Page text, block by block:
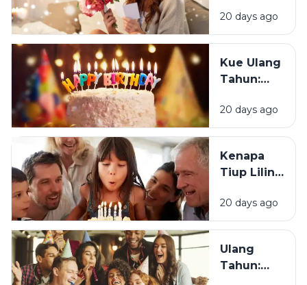
Tahun?
Mendapat
Ucapan
Tahun?
20 days ago
Kue Ulang
Tahun:
Tradisi Ini
Berawal?
20 days ago
Kenapa
Tiup Lilin
Tradisi
Saat Ulang
20 days ago
Ulang
Tahun: